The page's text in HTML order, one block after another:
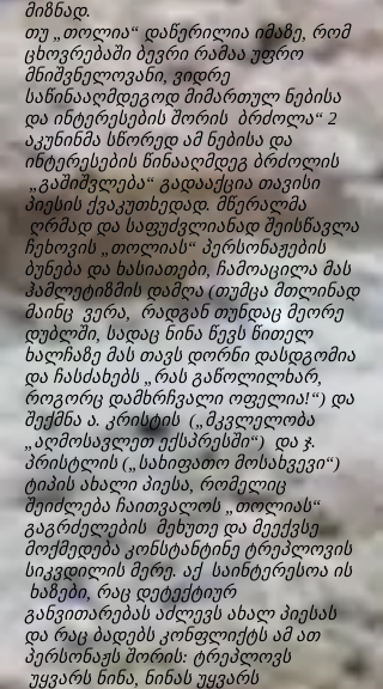
მიზნად.
თუ „თოლია“ დაწერილია იმაზე, რომ
ცხოვრებაში ბევრი რამაა უფრო
მნიშვნელოვანი, ვიდრე
საწინააღმდეგოდ მიმართულ ნებისა
და ინტერესების შორის ბრძოლა“ 2
აკუნინმა სწორედ ამ ნებისა და
ინტერესების წინააღმდეგ ბრძოლის
„გაშიშვლება“ გადააქცია თავისი
პიესის ქვაკუთხედად. მწერალმა
ღრმად და საფუძვლიანად შეისწავლა
ჩეხოვის „თოლიას“ პერსონაჟების
ბუნება და ხასიათები, ჩამოაცილა მას
ჰამლეტიზმის დამღა (თუმცა მთლინად
მაინც ვერა, რადგან თუნდაც მეორე
დუბლში, სადაც ნინა წევს წითელ
ხალჩაზე მას თავს დორნი დასდგომია
და ჩასძახებს „რას გაწოლილხარ,
როგორც დამხრჩვალი ოფელია!“) და
შექმნა ა. კრისტის („მკვლელობა
„აღმოსავლეთ ექსპრესში“) და ჯ.
პრისტლის („სახიფათო მოსახვევი“)
ტიპის ახალი პიესა, რომელიც
შეიძლება ჩაითვალოს „თოლიას“
გაგრძელების მეხუთე და მეექვსე
მოქმედება კონსტანტინე ტრეპლოვის
სიკვდილის მერე. აქ საინტერესოა ის
ხაზები, რაც დეტექტიურ
განვითარებას აძლევს ახალ პიესას
და რაც ბადებს კონფლიქტს ამ ათ
პერსონაჟს შორის: ტრეპლოვს
უყვარს ნინა, ნინას უყვარს